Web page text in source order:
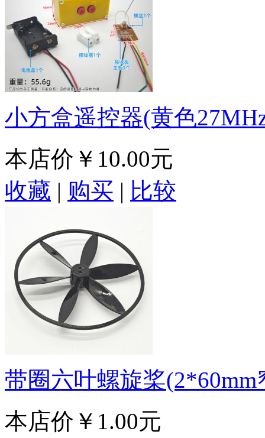
小方盒遥控器(黄色
本店价 ￥10.00元
收藏 | 购买 | 比较
带圈六叶螺旋桨(2*60mm
本店价 ￥1.00元